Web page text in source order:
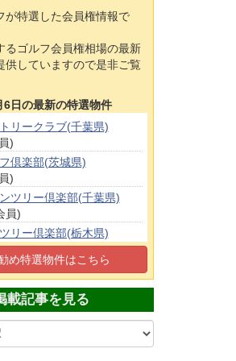
が特選した会員権情報で
るゴルフ会員権相場の最新
供していますので是非ご覧
6日の最新の特選物件
リークラブ(千葉県)
)
倶楽部(茨城県)
)
ツリー倶楽部(千葉県)
員)
リー倶楽部(栃木県)
)
ールズゴルフクラブ(千葉
)
め特選物件はこちら
載記事を見る